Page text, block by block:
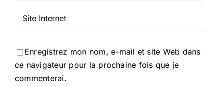
Enregistrez mon nom, e-mail et site Web dans
ce navigateur pour la prochaine fois que je
commenterai.